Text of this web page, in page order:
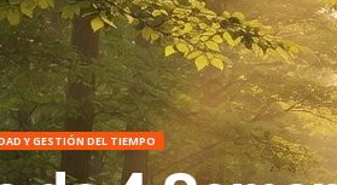
Y GESTIÓN DEL TIEMPO